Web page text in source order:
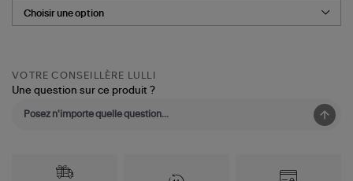
VOTRE CONSEILLÈRE LULLI
Une question sur ce produit ?